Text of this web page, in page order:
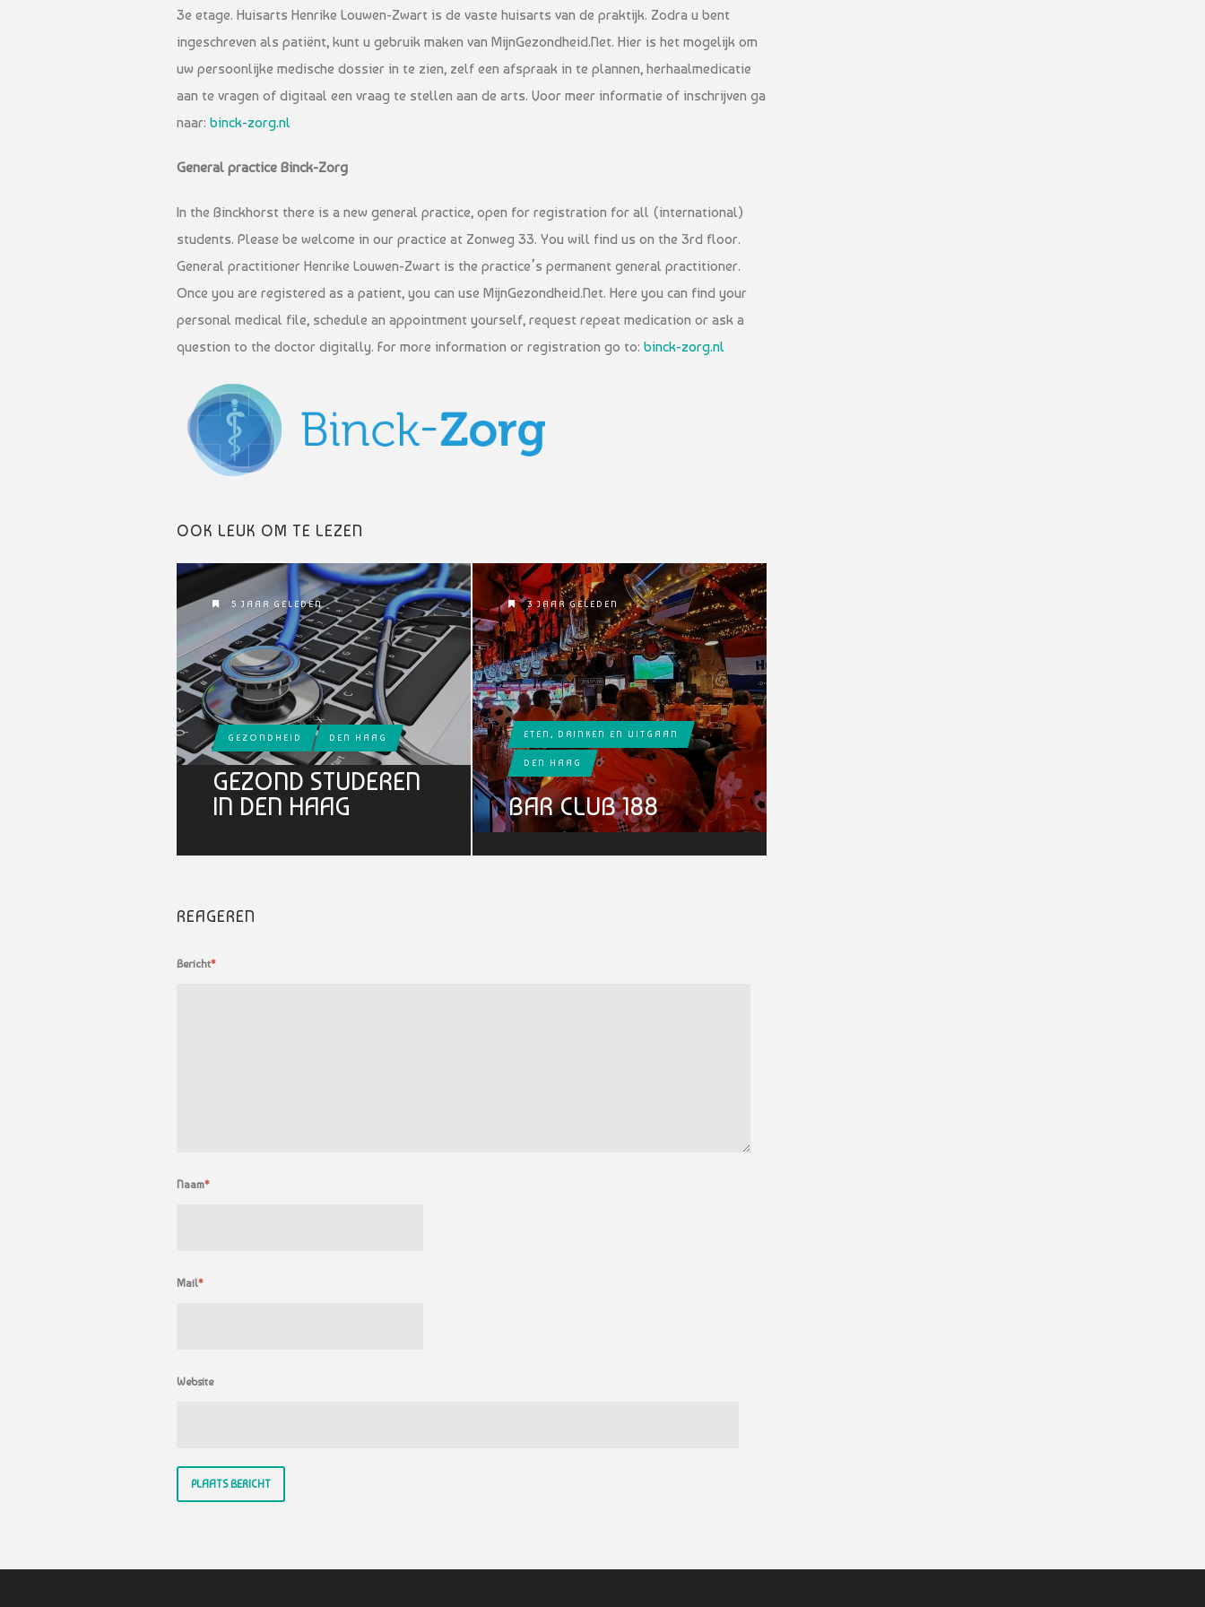
3e etage. Huisarts Henrike Louwen-Zwart is de vaste huisarts van de praktijk. Zodra u bent
ingeschreven als patiënt, kunt u gebruik maken van MijnGezondheid.Net. Hier is het mogelijk om
uw persoonlijke medische dossier in te zien, zelf een afspraak in te plannen, herhaalmedicatie
aan te vragen of digitaal een vraag te stellen aan de arts. Voor meer informatie of inschrijven ga
naar: binck-zorg.nl
General practice Binck-Zorg
In the Binckhorst there is a new general practice, open for registration for all (international)
students. Please be welcome in our practice at Zonweg 33. You will find us on the 3rd floor.
General practitioner Henrike Louwen-Zwart is the practice’s permanent general practitioner.
Once you are registered as a patient, you can use MijnGezondheid.Net. Here you can find your
personal medical file, schedule an appointment yourself, request repeat medication or ask a
question to the doctor digitally. For more information or registration go to: binck-zorg.nl
OOK LEUK OM TE LEZEN
5 JAAR GELEDEN
GEZONDHEID DEN HAAG
GEZOND STUDEREN
IN DEN HAAG
3 JAAR GELEDEN
ETEN, DRINKEN EN UITGAAN
DEN HAAG
BAR CLUB 188
REAGEREN
Bericht*
Naam*
Mail*
Website